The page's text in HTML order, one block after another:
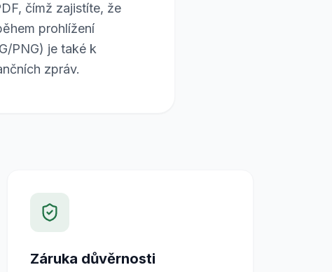
čímž zajistíte, že
prohlížení
PNG) je také k
zpráv.
Záruka důvěrnosti